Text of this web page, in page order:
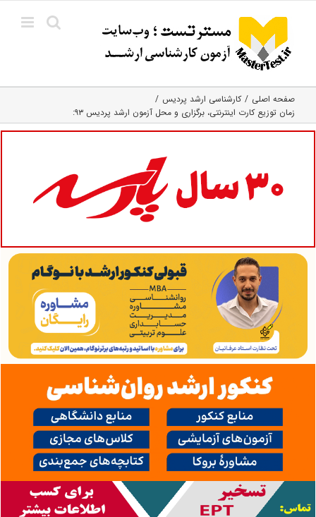
content
صفحه اصلی
کارشناسی ارشد پردیس
زمان توزیع کارت اینترنتی، برگزاری و محل آزمون ارشد پردیس ۹۳: